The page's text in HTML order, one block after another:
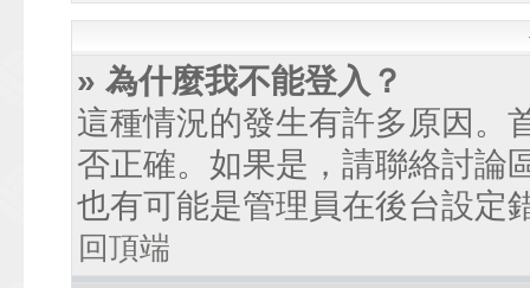
» 為什麼我不能登入？
這種情況的發生有許多原因。
否正確。如果是，請聯絡討論
也有可能是管理員在後台設定
回頂端